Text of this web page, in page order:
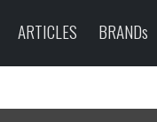
ARTICLES BRANDs